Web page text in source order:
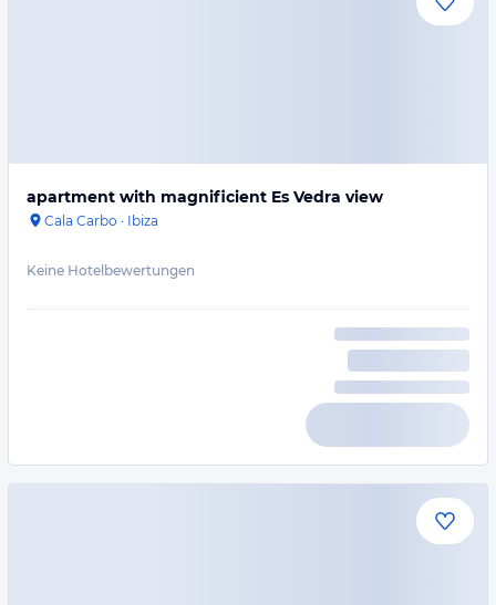
apartment with magnificient Es Vedra view
Cala Carbo · Ibiza
Keine Hotelbewertungen